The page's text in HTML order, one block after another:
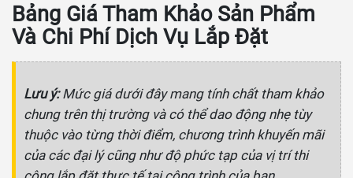
Bảng Giá Tham Khảo Sản Phẩm
Và Chi Phí Dịch Vụ Lắp Đặt
Lưu ý:Mức giá dưới đây mang tính chất tham khảo
chung trên thị trường và có thể dao động nhẹ tùy
thuộc vào từng thời điểm, chương trình khuyến mãi
của các đại lý cũng như độ phức tạp của vị trí thi